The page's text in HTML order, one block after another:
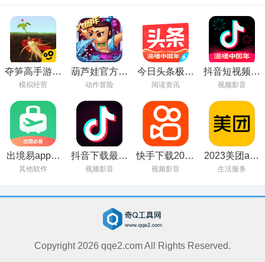
夺笋高手游戏
下载安装最新
模拟经营
葫芦娃官方免
费下载
动作冒险
今日头条极速
版官方免费下
阅读资讯
抖音短视频最
新版本2023
视频影音
出境易app官
方下载
其他软件
抖音下载最新
版本2023安装
视频影音
快手下载2022
年最新版免费
视频影音
2023美团app
最新版下载
生活服务
Copyright 2026 qqe2.com All Rights Reserved.